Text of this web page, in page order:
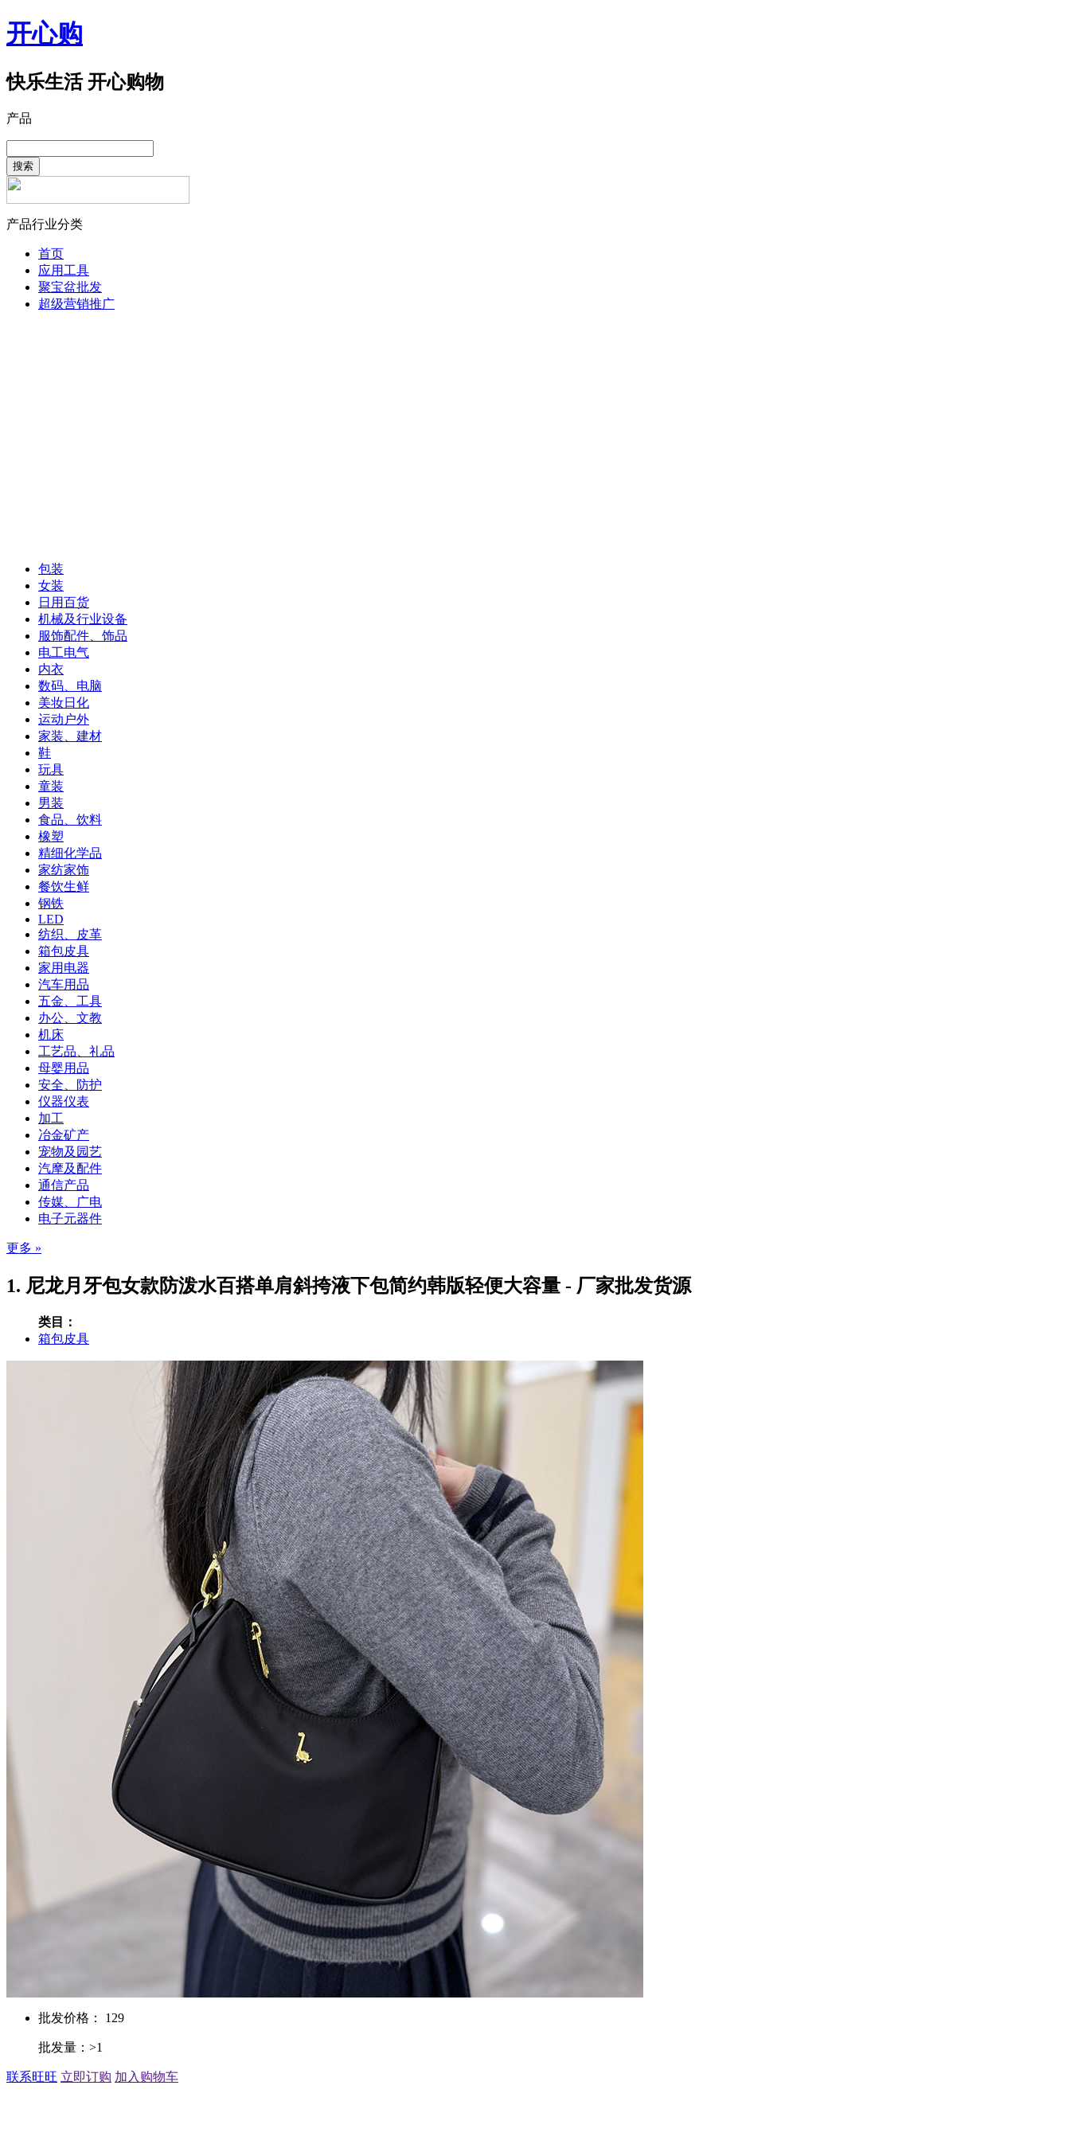
开心购
快乐生活 开心购物
产品
搜索
产品行业分类
首页
应用工具
聚宝盆批发
超级营销推广
包装
女装
日用百货
机械及行业设备
服饰配件、饰品
电工电气
内衣
数码、电脑
美妆日化
运动户外
家装、建材
鞋
玩具
童装
男装
食品、饮料
橡塑
精细化学品
家纺家饰
餐饮生鲜
钢铁
LED
纺织、皮革
箱包皮具
家用电器
汽车用品
五金、工具
办公、文教
机床
工艺品、礼品
母婴用品
安全、防护
仪器仪表
加工
冶金矿产
宠物及园艺
汽摩及配件
通信产品
传媒、广电
电子元器件
更多 »
1. 尼龙月牙包女款防泼水百搭单肩斜挎液下包简约韩版轻便大容量 - 厂家批发货源
类目：
箱包皮具
批发价格： 129
批发量：>1
联系旺旺 立即订购 加入购物车